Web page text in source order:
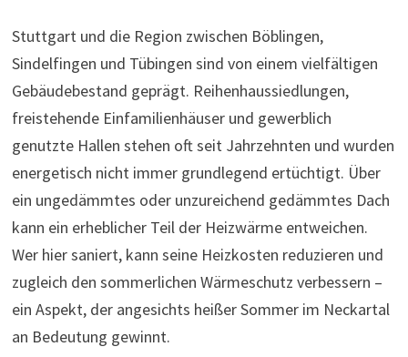
Stuttgart und die Region zwischen Böblingen,
Sindelfingen und Tübingen sind von einem vielfältigen
Gebäudebestand geprägt. Reihenhaussiedlungen,
freistehende Einfamilienhäuser und gewerblich
genutzte Hallen stehen oft seit Jahrzehnten und wurden
energetisch nicht immer grundlegend ertüchtigt. Über
ein ungedämmtes oder unzureichend gedämmtes Dach
kann ein erheblicher Teil der Heizwärme entweichen.
Wer hier saniert, kann seine Heizkosten reduzieren und
zugleich den sommerlichen Wärmeschutz verbessern –
ein Aspekt, der angesichts heißer Sommer im Neckartal
an Bedeutung gewinnt.